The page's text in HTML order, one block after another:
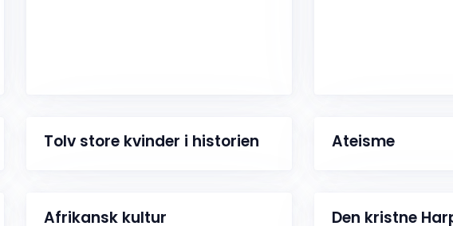
Tolv store kvinder i historien Ateisme
Afrikansk kultur Den kristne